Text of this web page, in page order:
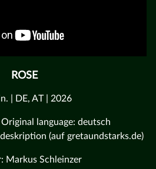
ROSE
| DE, AT | 2026
Original language: deutsch
(auf gretaundstarks.de)
Markus Schleinzer